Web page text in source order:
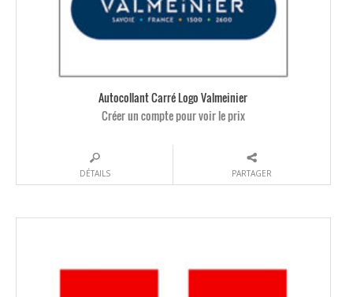
Autocollant Carré Logo Valmeinier
Créer un compte pour voir le prix
DÉTAILS PARTAGER